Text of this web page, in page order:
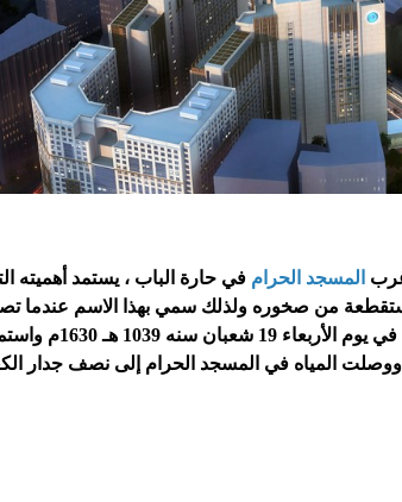
المسجد الحرام في حارة الباب ، يستمد أهميته
من صخوره ولذلك سمي بهذا الاسم عندما
19 شعبان
سنه 1039
هـ 1630م
المياه في المسجد الحرام إلى نصف جدار